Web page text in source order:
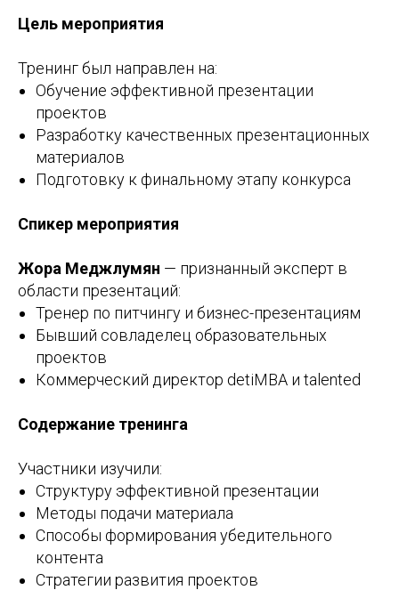
Цель мероприятия
Тренинг был направлен на:
Обучение эффективной презентации
проектов
Разработку качественных презентационных
материалов
Подготовку к финальному этапу конкурса
Спикер мероприятия
Жора Меджлумян — признанный эксперт в
области презентаций:
Тренер по питчингу и бизнес-презентациям
Бывший совладелец образовательных
проектов
Коммерческий директор detiMBA и talented
Содержание тренинга
Участники изучили:
Структуру эффективной презентации
Методы подачи материала
Способы формирования убедительного
контента
Стратегии развития проектов